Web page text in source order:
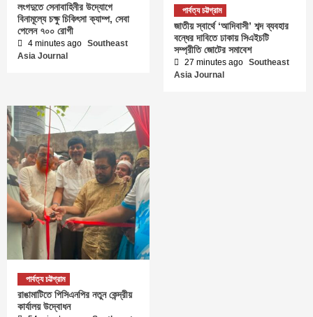
লংগদুতে সেনাবাহিনীর উদ্যোগে
বিনামূল্যে চক্ষু চিকিৎসা ক্যাম্প, সেবা
পেলেন ৭০০ রোগী
4 minutes ago Southeast
Asia Journal
পার্বত্য চট্টগ্রাম
জাতীয় স্বার্থে ‘আদিবাসী’ শব্দ ব্যবহার
বন্ধের দাবিতে ঢাকায় সিএইচটি
সম্প্রীতি জোটের সমাবেশ
27 minutes ago Southeast
Asia Journal
পার্বত্য চট্টগ্রাম
রাঙামাটিতে পিসিএনপির নতুন কেন্দ্রীয়
কার্যালয় উদ্বোধন